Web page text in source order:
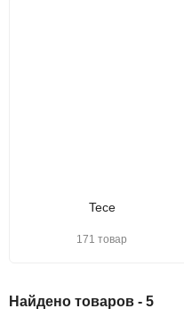
Tece
171 товар
Найдено товаров - 5